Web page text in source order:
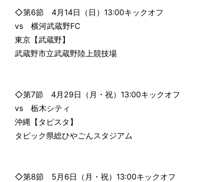
◇第6節 4月14日（日）13:00キックオフ
vs 横河武蔵野FC
東京【武蔵野】
武蔵野市立武蔵野陸上競技場
◇第7節 4月29日（月・祝）13:00キックオフ
vs 栃木シティ
沖縄【タピスタ】
タピック県総ひやごんスタジアム
◇第8節 5月6日（月・祝）13:00キックオフ